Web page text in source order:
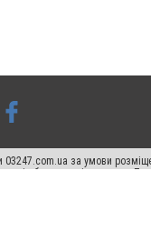
03247.com.ua за умови
або в якості джерела.